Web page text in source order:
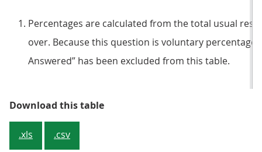
Percentages are calculated from the total usual
over. Because this question is voluntary
Answered” has been excluded from this table.
Download this tableTable 1: Sexual orientation,
.xls .csv